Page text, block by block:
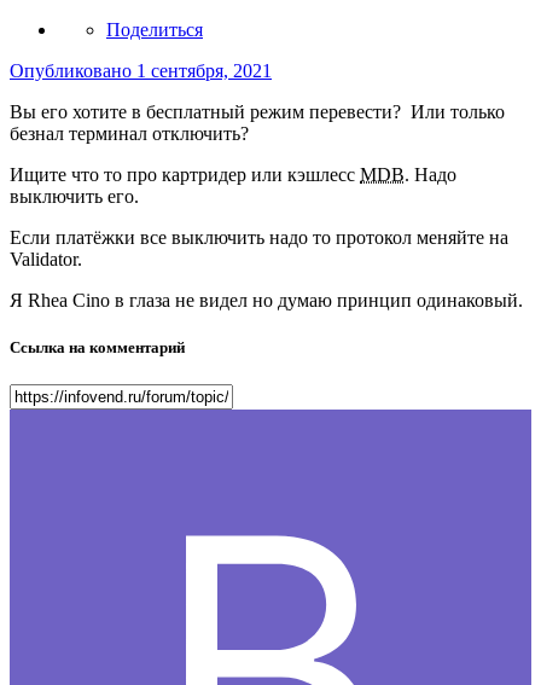
Поделиться
Опубликовано 1 сентября, 2021
Вы его хотите в бесплатный режим перевести? Или только
безнал терминал отключить?
Ищите что то про картридер или кэшлесс MDB. Надо
выключить его.
Если платёжки все выключить надо то протокол меняйте на
Validator.
Я Rhea Cino в глаза не видел но думаю принцип одинаковый.
Ссылка на комментарий